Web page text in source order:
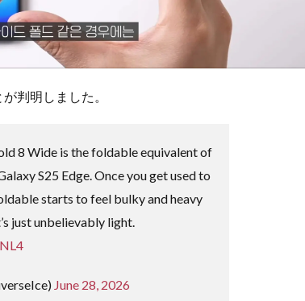
判明しました。
8 Wide is the foldable equivalent of
S25 Edge. Once you get used to
starts to feel bulky and heavy
just unbelievably light.
June 28, 2026